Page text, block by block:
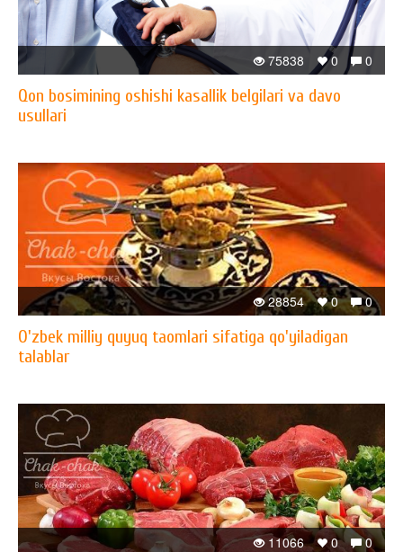
0
0
75838
Qon bosimining oshishi kasallik belgilari va davo
usullari
0
0
28854
O'zbek milliy quyuq taomlari sifatiga qo'yiladigan
talablar
0
0
11066